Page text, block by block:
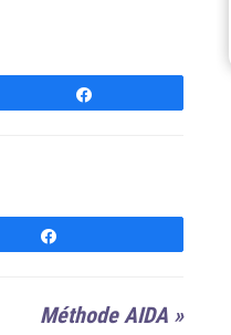
Méthode AIDA »